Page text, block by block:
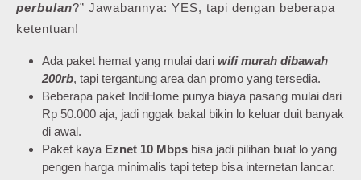
perbulan?” Jawabannya: YES, tapi dengan beberapa
ketentuan!
Ada paket hemat yang mulai dari wifi murah dibawah
200rb, tapi tergantung area dan promo yang tersedia.
Beberapa paket IndiHome punya biaya pasang mulai dari
Rp 50.000 aja, jadi nggak bakal bikin lo keluar duit banyak
di awal.
Paket kaya Eznet 10 Mbps bisa jadi pilihan buat lo yang
pengen harga minimalis tapi tetep bisa internetan lancar.